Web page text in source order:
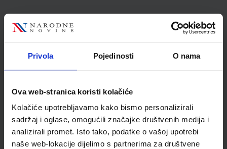
Privola Pojedinosti O nama
Ova web-stranica koristi kolačiće
Kolačiće upotrebljavamo kako bismo personalizirali
sadržaj i oglase, omogućili značajke društvenih medija i
analizirali promet. Isto tako, podatke o vašoj upotrebi
naše web-lokacije dijelimo s partnerima za društvene
Kupci najčešće biraju..
Omot PVC za školske
431x272; tip 160